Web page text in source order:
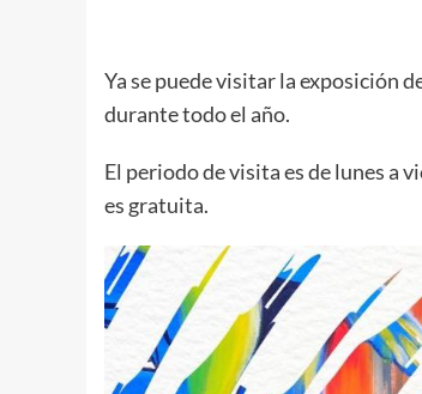
Ya se puede visitar la exposición
durante todo el año.
El periodo de visita es de lunes a
es gratuita.